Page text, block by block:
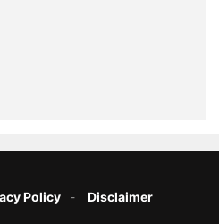
Policy Disclaimer